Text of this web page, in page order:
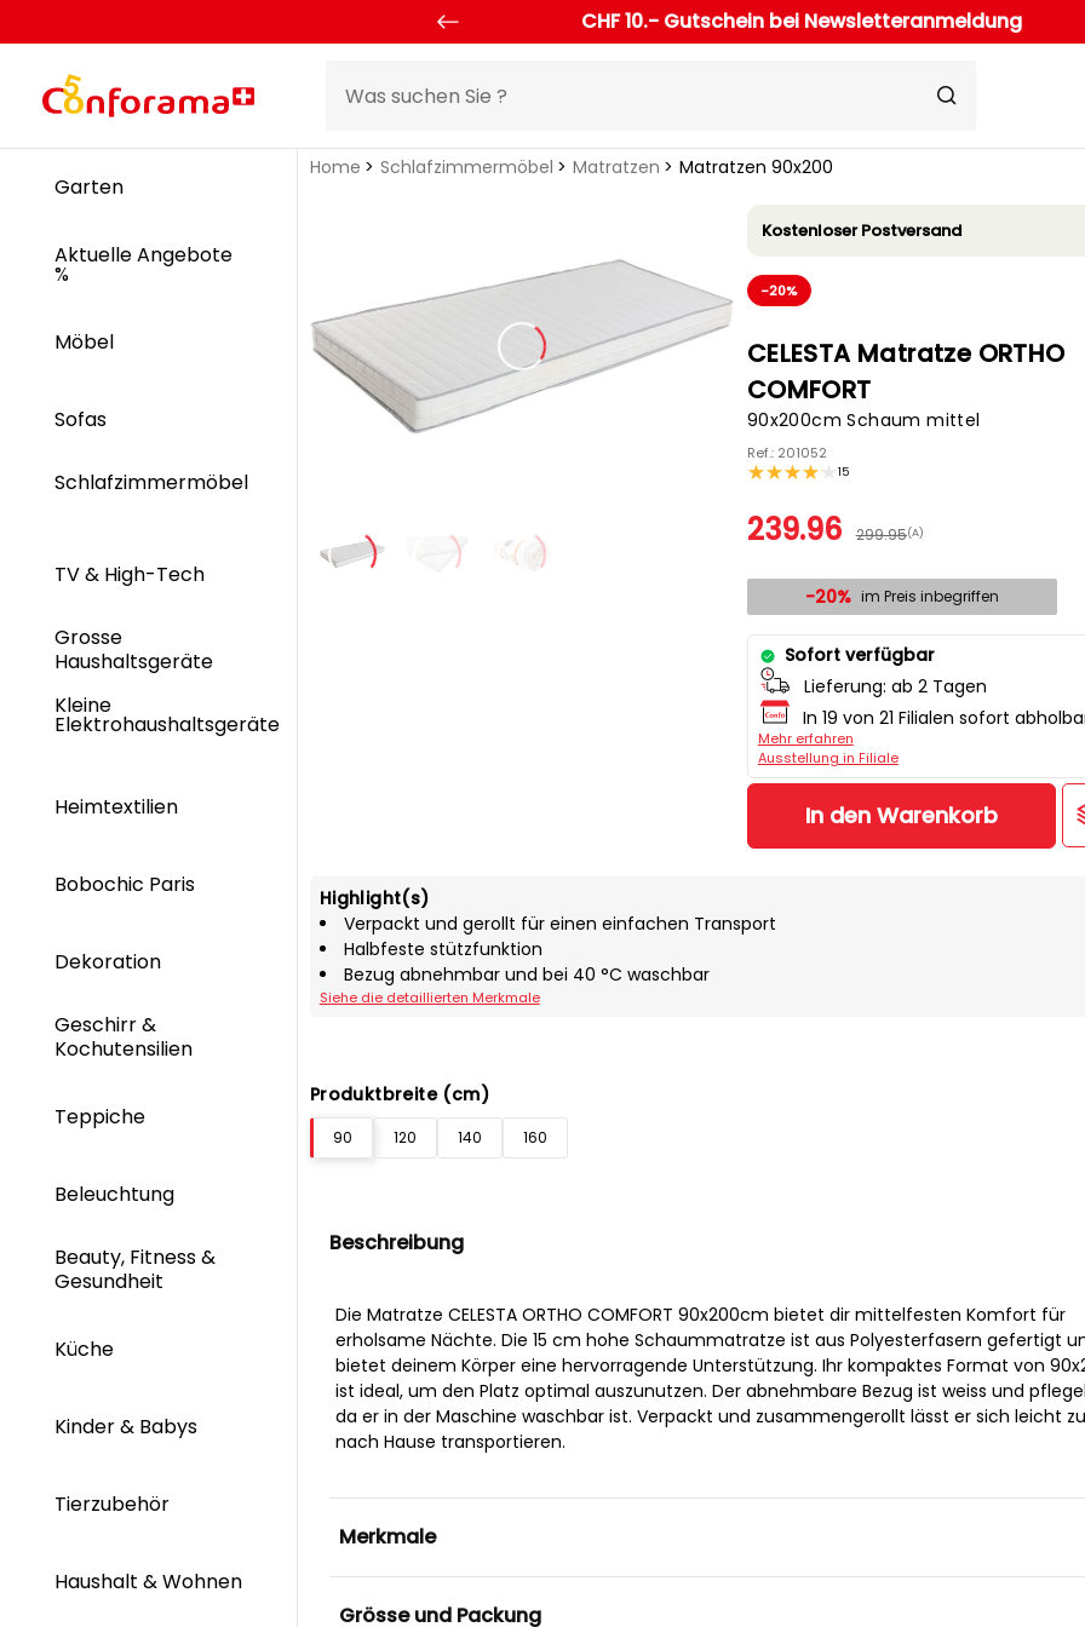
CHF 10.- Gutschein bei Newsletteranmeldung
Garten
Aktuelle Angebote
%
Möbel
Sofas
Schlafzimmermöbel
TV & High-Tech
Grosse
Haushaltsgeräte
Kleine
Elektrohaushaltsgeräte
Heimtextilien
Bobochic Paris
Dekoration
Geschirr &
Kochutensilien
Teppiche
Beleuchtung
Beauty, Fitness &
Gesundheit
Küche
Kinder & Babys
Tierzubehör
Haushalt & Wohnen
Home Schlafzimmermöbel Matratzen Matratzen 90x200
Kostenloser Postversand
-20%
CELESTA Matratze ORTHO
COMFORT
90x200cm Schaum mittel
Ref.: 201052
15
239.96 299.95(A)
-20% im Preis inbegriffen
Sofort verfügbar
Lieferung: ab 2 Tagen
In 19 von 21 Filialen sofort
Mehr erfahren
Ausstellung in Filiale
In den Warenkorb
Highlight(s)
Verpackt und gerollt für einen einfachen Transport
Halbfeste stützfunktion
Bezug abnehmbar und bei 40 °C waschbar
Siehe die detaillierten Merkmale
Produktbreite (cm)
90 120 140 160
Beschreibung
Die Matratze CELESTA ORTHO COMFORT 90x200cm bietet dir mittelfesten Komfort für
erholsame Nächte. Die 15 cm hohe Schaummatratze ist aus Polyesterfasern gefertigt
bietet deinem Körper eine hervorragende Unterstützung. Ihr kompaktes Format von
ist ideal, um den Platz optimal auszunutzen. Der abnehmbare Bezug ist weiss und
da er in der Maschine waschbar ist. Verpackt und zusammengerollt lässt er sich leicht
nach Hause transportieren.
Merkmale
Grösse und Packung